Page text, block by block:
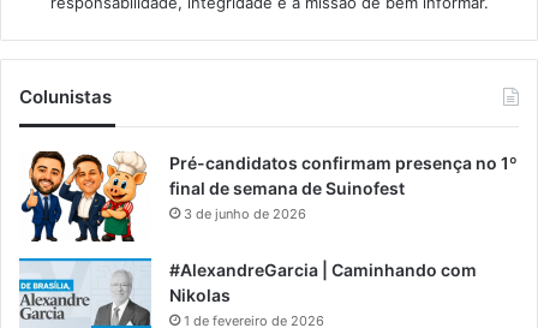
Colunistas
Pré-candidatos confirmam presença no 1º
final de semana de Suinofest
3 de junho de 2026
#AlexandreGarcia | Caminhando com
Nikolas
1 de fevereiro de 2026